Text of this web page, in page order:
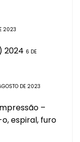
2023
2024 6 DE
DE 2023
–
espiral, furo